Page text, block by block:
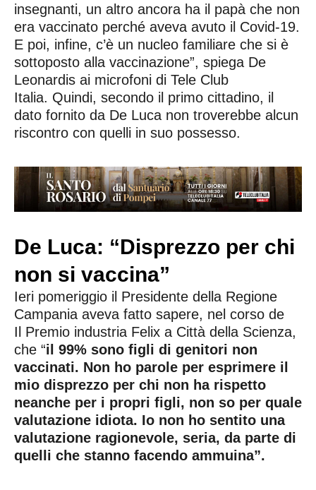
insegnanti, un altro ancora ha il papà che non
era vaccinato perché aveva avuto il Covid-19.
E poi, infine, c’è un nucleo familiare che si è
sottoposto alla vaccinazione”, spiega De
Leonardis ai microfoni di Tele Club
Italia. Quindi, secondo il primo cittadino, il
dato fornito da De Luca non troverebbe alcun
riscontro con quelli in suo possesso.
De Luca: “Disprezzo per chi
non si vaccina”
Ieri pomeriggio il Presidente della Regione
Campania aveva fatto sapere, nel corso de
Il Premio industria Felix a Città della Scienza,
che “il 99% sono figli di genitori non
vaccinati. Non ho parole per esprimere il
mio disprezzo per chi non ha rispetto
neanche per i propri figli, non so per quale
valutazione idiota. Io non ho sentito una
valutazione ragionevole, seria, da parte di
quelli che stanno facendo ammuina”.